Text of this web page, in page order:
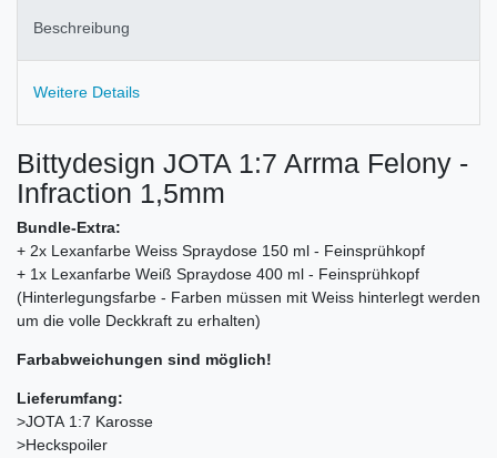
Beschreibung
Weitere Details
Bittydesign JOTA 1:7 Arrma Felony -
Infraction 1,5mm
Bundle-Extra:
+ 2x Lexanfarbe Weiss Spraydose 150 ml - Feinsprühkopf
+ 1x Lexanfarbe Weiß Spraydose 400 ml - Feinsprühkopf
(Hinterlegungsfarbe - Farben müssen mit Weiss hinterlegt werden
um die volle Deckkraft zu erhalten)
Farbabweichungen sind möglich!
Lieferumfang:
>JOTA 1:7 Karosse
>Heckspoiler